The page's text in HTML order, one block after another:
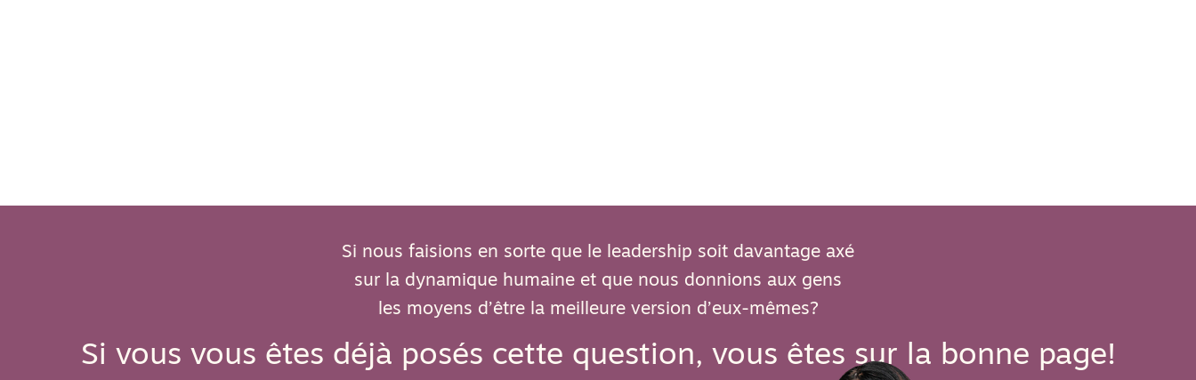
Si nous faisions en sorte que le leadership soit davantage axé
sur la dynamique humaine et que nous donnions aux gens
les moyens d’être la meilleure version d’eux-mêmes?
Si vous vous êtes déjà posés cette question, vous êtes sur la bonne page!